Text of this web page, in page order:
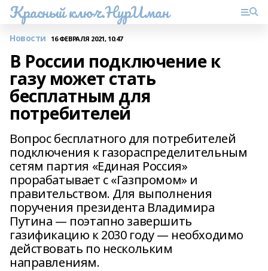
Красный ключ.НурИман
Новости 16 ФЕВРАЛЯ 2021, 10:47
В России подключение к
газу может стать
бесплатным для
потребителей
Вопрос бесплатного для потребителей
подключения к газораспределительным
сетям партия «Единая Россия»
прорабатывает с «Газпромом» и
правительством. Для выполнения
поручения президента Владимира
Путина — поэтапно завершить
газификацию к 2030 году — необходимо
действовать по нескольким
направлениям.